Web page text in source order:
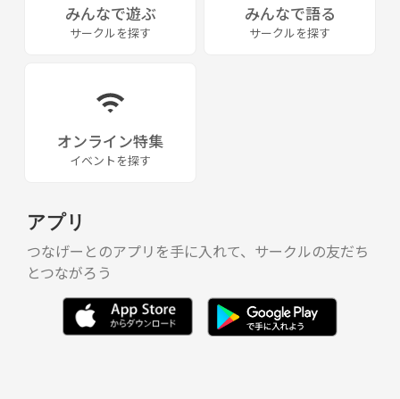
みんなで遊ぶ
サークルを探す
みんなで語る
サークルを探す
オンライン特集
イベントを探す
アプリ
つなげーとのアプリを手に入れて、サークルの友だち
とつながろう